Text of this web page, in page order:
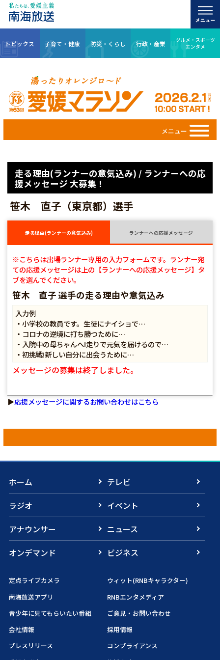
トピックス 子育て・健康 防災・くらし 行政・産業
グルメ・スポーツ
エンタメ
メニュー
走る理由(ランナーの意気込み) / ランナーへの応
援メッセージ 大募集！
笹木 直子（東京都）選手
走る理由(ランナーの意気込み) ランナーへの応援メッセージ
※こちらは出場ランナー専用の入力フォームです。ランナー宛
ての応援メッセージは上の【ランナーへの応援メッセージ】タ
ブを選んでください。
笹木 直子 選手の走る理由や意気込み
入力例
・小学校の教員です。生徒にナイショで…
・コロナの逆境に打ち勝つために…
・入院中の母ちゃんへ!走りで元気を届けるので…
・初挑戦!新しい自分に出会うために…
メッセージの募集は終了しました。
▶応援メッセージに関するお問い合わせはこちら
ホーム
テレビ
ラジオ
イベント
アナウンサー
ニュース
オンデマンド
ビジネス
定点ライブカメラ
ウィット(RNBキャラクター)
南海放送アプリ
RNBエンタメディア
青少年に見てもらいたい番組
ご意見・お問い合わせ
会社情報
採用情報
プレスリリース
コンプライアンス